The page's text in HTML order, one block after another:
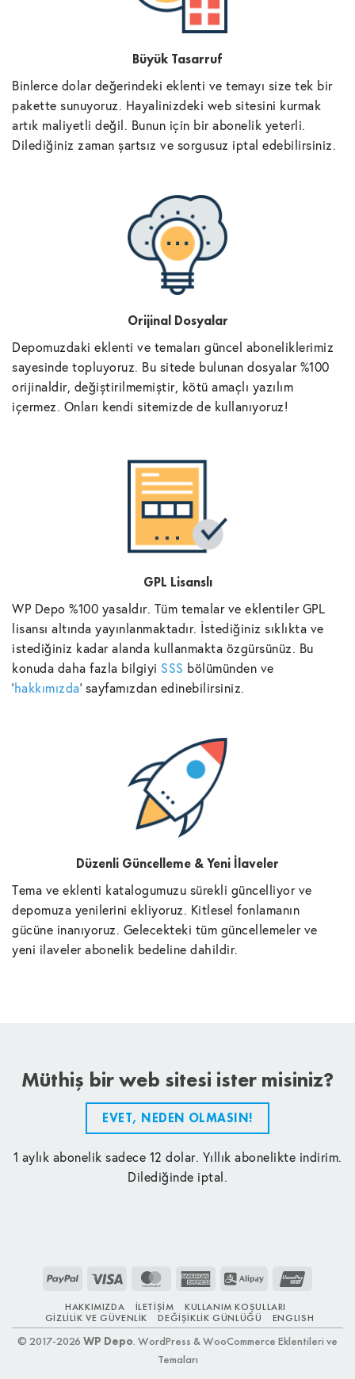
Büyük Tasarruf
Binlerce dolar değerindeki eklenti ve temayı size tek bir
pakette sunuyoruz. Hayalinizdeki web sitesini kurmak
artık maliyetli değil. Bunun için bir abonelik yeterli.
Dilediğiniz zaman şartsız ve sorgusuz iptal edebilirsiniz.
Orijinal Dosyalar
Depomuzdaki eklenti ve temaları güncel aboneliklerimiz
sayesinde topluyoruz. Bu sitede bulunan dosyalar %100
orijinaldir, değiştirilmemiştir, kötü amaçlı yazılım
içermez. Onları kendi sitemizde de kullanıyoruz!
GPL Lisanslı
WP Depo %100 yasaldır. Tüm temalar ve eklentiler GPL
lisansı altında yayınlanmaktadır. İstediğiniz sıklıkta ve
istediğiniz kadar alanda kullanmakta özgürsünüz. Bu
konuda daha fazla bilgiyi SSS bölümünden ve
'hakkımızda' sayfamızdan edinebilirsiniz.
Düzenli Güncelleme & Yeni İlaveler
Tema ve eklenti katalogumuzu sürekli güncelliyor ve
depomuza yenilerini ekliyoruz. Kitlesel fonlamanın
gücüne inanıyoruz. Gelecekteki tüm güncellemeler ve
yeni ilaveler abonelik bedeline dahildir.
Müthiş bir web sitesi ister misiniz?
EVET, NEDEN OLMASIN!
1 aylık abonelik sadece 12 dolar. Yıllık abonelikte indirim.
Dilediğinde iptal.
PayPal Visa MasterCardAmerican
Alipay
HAKKIMIZDA İLETIŞIM
KULLANIM KOŞULLARI
GIZLILIK VE GÜVENLIK
DEĞIŞIKLIK GÜNLÜĞÜ ENGLISH
© 2017-2026 WP Depo. WordPress & WooCommerce Eklentileri ve
Temaları